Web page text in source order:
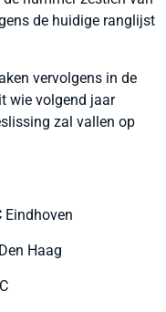
de huidige ranglijst
vervolgens in de
wie volgend jaar
zal vallen op
Eindhoven
Haag